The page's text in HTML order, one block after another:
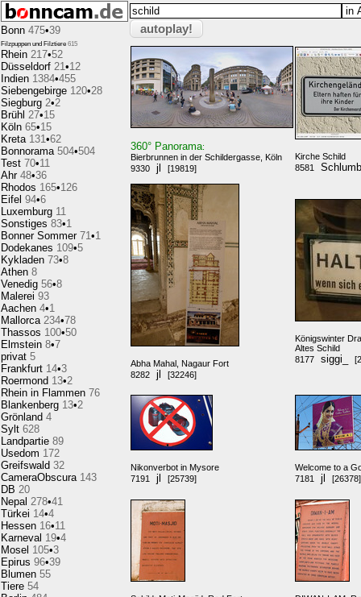
Bonn 475•39
Filzpuppen und Filztiere 615
Rhein 217•52
Düsseldorf 21•12
Indien 1384•455
Siebengebirge 120•28
Siegburg 2•2
Brühl 27•15
Köln 65•15
Kreta 131•62
Bonnorama 504•504
Test 70•11
Ahr 48•36
Rhodos 165•126
Eifel 94•6
Luxemburg 11
Sonstiges 83•1
Bonner Sommer 71•1
Dodekanes 109•5
Kykladen 73•8
Athen 8
Venedig 56•8
Malerei 93
Aachen 4•1
Mallorca 234•78
Thassos 100•50
Elmstein 8•7
privat 5
Frankfurt 14•3
Roermond 13•2
Rhein in Flammen 76
Blankenberg 13•2
Grönland 4
Sylt 628
Landpartie 89
Usedom 172
Greifswald 32
CameraObscura 143
DB 20
Nepal 278•41
Türkei 14•4
Hessen 16•11
Karneval 19•4
Mosel 105•3
Epirus 96•39
Blumen 55
Tiere 54
autoplay!
360° Panorama:
Bierbrunnen in der Schildergasse, Köln
9330
jl [19819]
Kirche Schild
8581
Abha Mahal, Nagaur Fort
8282
jl [32246]
Königswinter
Altes Schild
8177
siggi_
Nikonverbot in Mysore
7191
jl [25739]
Welcome to a
7181
jl [26378]